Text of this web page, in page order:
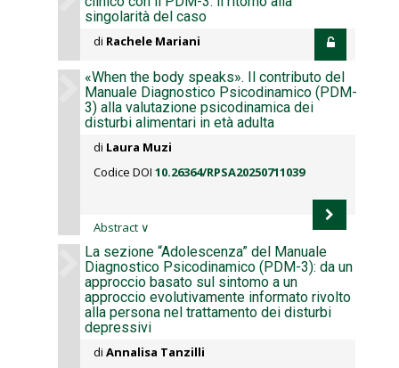
singolarità del caso
di Rachele Mariani
«When the body speaks». Il contributo del
Manuale Diagnostico Psicodinamico (PDM-
3) alla valutazione psicodinamica dei
disturbi alimentari in età adulta
di Laura Muzi
Codice DOI 10.26364/RPSA20250711039
Abstract ∨
La sezione “Adolescenza” del Manuale
Diagnostico Psicodinamico (PDM-3): da un
approccio basato sul sintomo a un
approccio evolutivamente informato rivolto
alla persona nel trattamento dei disturbi
depressivi
di Annalisa Tanzilli